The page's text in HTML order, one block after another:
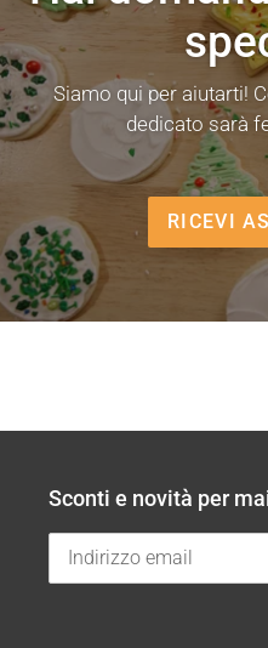
Siamo qui per aiutarti!
dedicato sarà
RICEVI
Sconti e novità per